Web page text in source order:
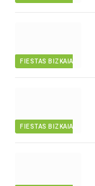
FIESTAS BIZKAIA
FIESTAS BIZKAIA